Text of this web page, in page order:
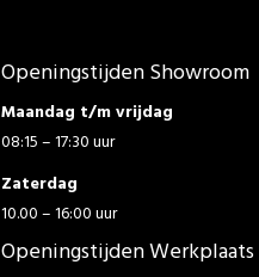
Openingstijden Showroom
Maandag t/m vrijdag
08:15 – 17:30 uur
Zaterdag
10.00 – 16:00 uur
Openingstijden Werkplaats